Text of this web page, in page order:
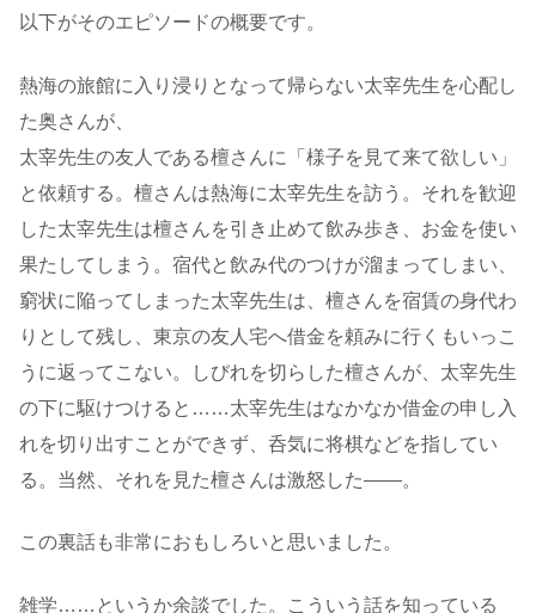
以下がそのエピソードの概要です。
熱海の旅館に入り浸りとなって帰らない太宰先生を心配し
た奥さんが、
太宰先生の友人である檀さんに「様子を見て来て欲しい」
と依頼する。檀さんは熱海に太宰先生を訪う。それを歓迎
した太宰先生は檀さんを引き止めて飲み歩き、お金を使い
果たしてしまう。宿代と飲み代のつけが溜まってしまい、
窮状に陥ってしまった太宰先生は、檀さんを宿賃の身代わ
りとして残し、東京の友人宅へ借金を頼みに行くもいっこ
うに返ってこない。しびれを切らした檀さんが、太宰先生
の下に駆けつけると……太宰先生はなかなか借金の申し入
れを切り出すことができず、呑気に将棋などを指してい
る。当然、それを見た檀さんは激怒した――。
この裏話も非常におもしろいと思いました。
雑学……というか余談でした。こういう話を知っている